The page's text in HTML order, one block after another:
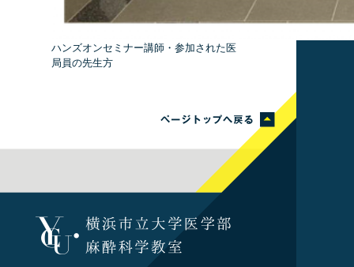
ハンズオンセミナー講師・参加された医
局員の先生方